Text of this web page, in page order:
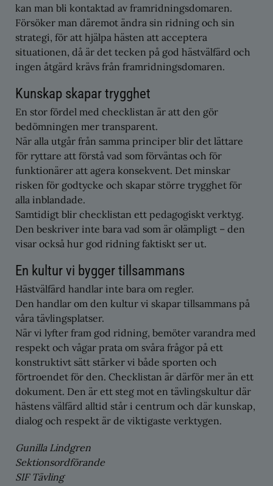
kan man bli kontaktad av framridningsdomaren.
Försöker man däremot ändra sin ridning och sin
strategi, för att hjälpa hästen att acceptera
situationen, då är det tecken på god hästvälfärd och
ingen åtgärd krävs från framridningsdomaren.
Kunskap skapar trygghet
En stor fördel med checklistan är att den gör
bedömningen mer transparent.
När alla utgår från samma principer blir det lättare
för ryttare att förstå vad som förväntas och för
funktionärer att agera konsekvent. Det minskar
risken för godtycke och skapar större trygghet för
alla inblandade.
Samtidigt blir checklistan ett pedagogiskt verktyg.
Den beskriver inte bara vad som är olämpligt – den
visar också hur god ridning faktiskt ser ut.
En kultur vi bygger tillsammans
Hästvälfärd handlar inte bara om regler.
Den handlar om den kultur vi skapar tillsammans på
våra tävlingsplatser.
När vi lyfter fram god ridning, bemöter varandra med
respekt och vågar prata om svåra frågor på ett
konstruktivt sätt stärker vi både sporten och
förtroendet för den. Checklistan är därför mer än ett
dokument. Den är ett steg mot en tävlingskultur där
hästens välfärd alltid står i centrum och där kunskap,
dialog och respekt är de viktigaste verktygen.
Gunilla Lindgren
Sektionsordförande
SIF Tävling